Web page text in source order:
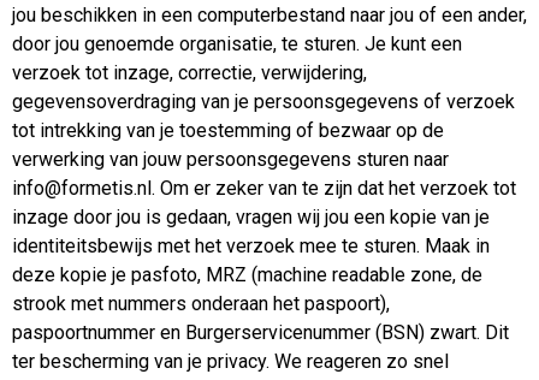
jou beschikken in een computerbestand naar jou of een ander,
door jou genoemde organisatie, te sturen. Je kunt een
verzoek tot inzage, correctie, verwijdering,
gegevensoverdraging van je persoonsgegevens of verzoek
tot intrekking van je toestemming of bezwaar op de
verwerking van jouw persoonsgegevens sturen naar
info@formetis.nl. Om er zeker van te zijn dat het verzoek tot
inzage door jou is gedaan, vragen wij jou een kopie van je
identiteitsbewijs met het verzoek mee te sturen. Maak in
deze kopie je pasfoto, MRZ (machine readable zone, de
strook met nummers onderaan het paspoort),
paspoortnummer en Burgerservicenummer (BSN) zwart. Dit
ter bescherming van je privacy. We reageren zo snel